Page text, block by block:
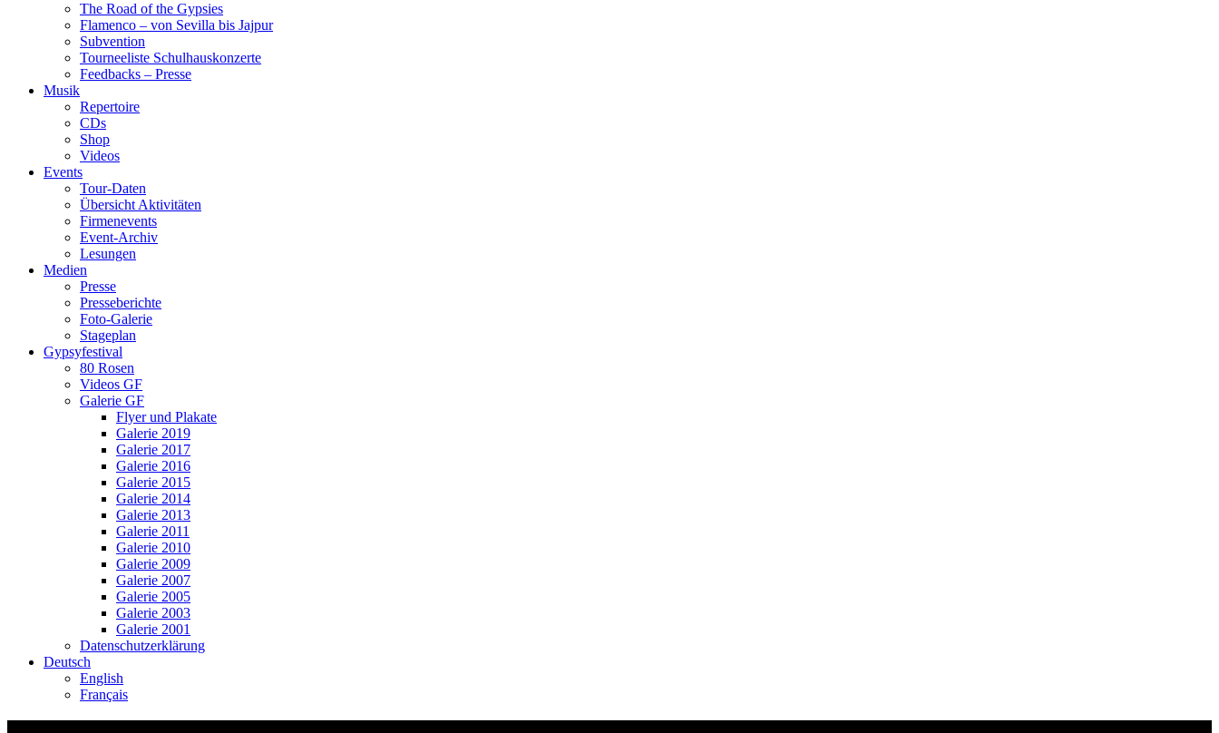
The Road of the Gypsies
Flamenco – von Sevilla bis Jajpur
Subvention
Tourneeliste Schulhauskonzerte
Feedbacks – Presse
Musik
Repertoire
CDs
Shop
Videos
Events
Tour-Daten
Übersicht Aktivitäten
Firmenevents
Event-Archiv
Lesungen
Medien
Presse
Presseberichte
Foto-Galerie
Stageplan
Gypsyfestival
80 Rosen
Videos GF
Galerie GF
Flyer und Plakate
Galerie 2019
Galerie 2017
Galerie 2016
Galerie 2015
Galerie 2014
Galerie 2013
Galerie 2011
Galerie 2010
Galerie 2009
Galerie 2007
Galerie 2005
Galerie 2003
Galerie 2001
Datenschutzerklärung
Deutsch
English
Français